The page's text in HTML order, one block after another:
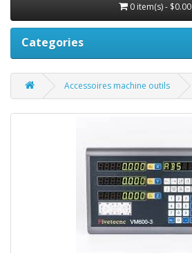
0 item(s) - $0.00
Categories
Accessoires machine outils